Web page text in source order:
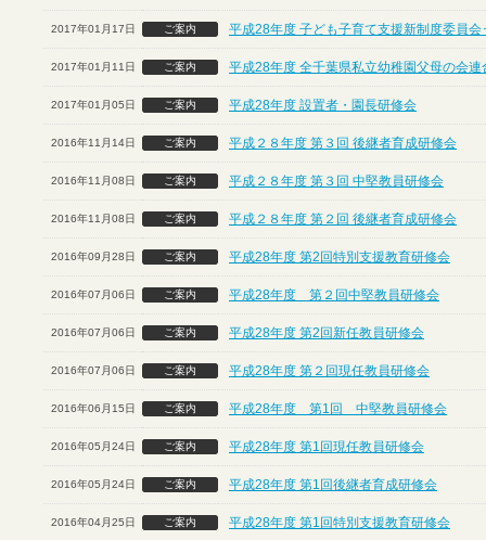
2017年01月17日 ご案内 平成28年度 子ども子育て支援新制度委員
2017年01月11日 ご案内 平成28年度 全千葉県私立幼稚園父母の会
2017年01月05日 ご案内 平成28年度 設置者・園長研修会
2016年11月14日 ご案内 平成２８年度 第３回 後継者育成研修会
2016年11月08日 ご案内 平成２８年度 第３回 中堅教員研修会
2016年11月08日 ご案内 平成２８年度 第２回 後継者育成研修会
2016年09月28日 ご案内 平成28年度 第2回特別支援教育研修会
2016年07月06日 ご案内 平成28年度 第２回中堅教員研修会
2016年07月06日 ご案内 平成28年度 第2回新任教員研修会
2016年07月06日 ご案内 平成28年度 第２回現任教員研修会
2016年06月15日 ご案内 平成28年度 第1回 中堅教員研修会
2016年05月24日 ご案内 平成28年度 第1回現任教員研修会
2016年05月24日 ご案内 平成28年度 第1回後継者育成研修会
2016年04月25日 ご案内 平成28年度 第1回特別支援教育研修会